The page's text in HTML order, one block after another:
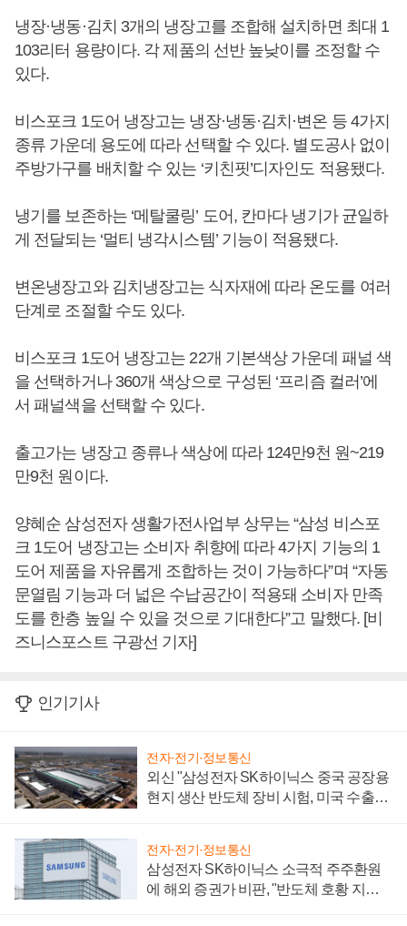
냉장·냉동·김치 3개의 냉장고를 조합해 설치하면 최대 1
103리터 용량이다. 각 제품의 선반 높낮이를 조정할 수
있다.
비스포크 1도어 냉장고는 냉장·냉동·김치·변온 등 4가지
종류 가운데 용도에 따라 선택할 수 있다. 별도공사 없이
주방가구를 배치할 수 있는 ‘키친핏’디자인도 적용됐다.
냉기를 보존하는 ‘메탈쿨링’ 도어, 칸마다 냉기가 균일하
게 전달되는 ‘멀티 냉각시스템’ 기능이 적용됐다.
변온냉장고와 김치냉장고는 식자재에 따라 온도를 여러
단계로 조절할 수도 있다.
비스포크 1도어 냉장고는 22개 기본색상 가운데 패널 색
을 선택하거나 360개 색상으로 구성된 ‘프리즘 컬러’에
서 패널색을 선택할 수 있다.
출고가는 냉장고 종류나 색상에 따라 124만9천 원~219
만9천 원이다.
양혜순 삼성전자 생활가전사업부 상무는 “삼성 비스포
크 1도어 냉장고는 소비자 취향에 따라 4가지 기능의 1
도어 제품을 자유롭게 조합하는 것이 가능하다”며 “자동
문열림 기능과 더 넓은 수납공간이 적용돼 소비자 만족
도를 한층 높일 수 있을 것으로 기대한다”고 말했다. [비
즈니스포스트 구광선 기자]
인기기사
전자·전기·정보통신
외신 "삼성전자 SK하이닉스 중국 공장용
현지 생산 반도체 장비 시험, 미국 수출통
전자·전기·정보통신
삼성전자 SK하이닉스 소극적 주주환원
에 해외 증권가 비판, "반도체 호황 지속